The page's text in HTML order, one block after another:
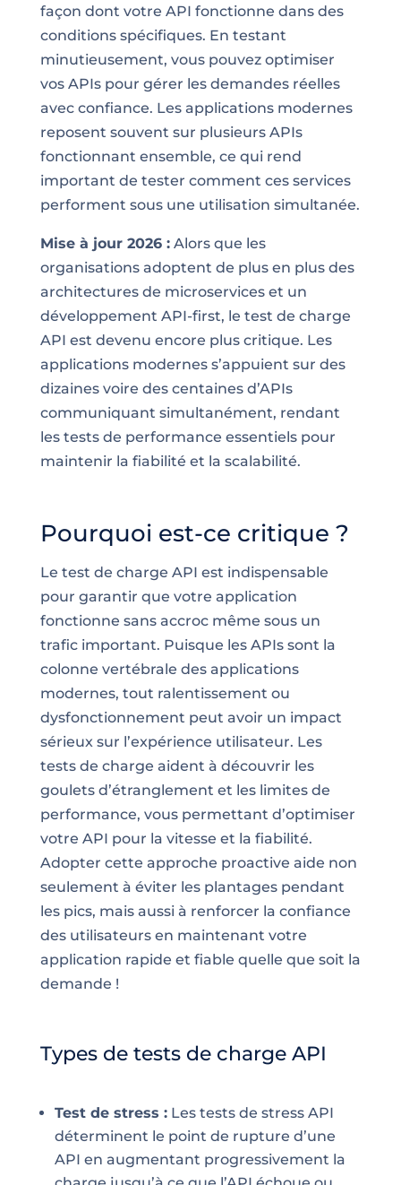
façon dont votre API fonctionne dans des
conditions spécifiques. En testant
minutieusement, vous pouvez optimiser
vos APIs pour gérer les demandes réelles
avec confiance. Les applications modernes
reposent souvent sur plusieurs APIs
fonctionnant ensemble, ce qui rend
important de tester comment ces services
performent sous une utilisation simultanée.
Mise à jour 2026 :Alors que les
organisations adoptent de plus en plus des
architectures de microservices et un
développement API-first, le test de charge
API est devenu encore plus critique. Les
applications modernes s’appuient sur des
dizaines voire des centaines d’APIs
communiquant simultanément, rendant
les tests de performance essentiels pour
maintenir la fiabilité et la scalabilité.
Pourquoi est-ce critique ?
Le test de charge API est indispensable
pour garantir que votre application
fonctionne sans accroc même sous un
trafic important. Puisque les APIs sont la
colonne vertébrale des applications
modernes, tout ralentissement ou
dysfonctionnement peut avoir un impact
sérieux sur l’expérience utilisateur. Les
tests de charge aident à découvrir les
goulets d’étranglement et les limites de
performance, vous permettant d’optimiser
votre API pour la vitesse et la fiabilité.
Adopter cette approche proactive aide non
seulement à éviter les plantages pendant
les pics, mais aussi à renforcer la confiance
des utilisateurs en maintenant votre
application rapide et fiable quelle que soit la
demande !
Types de tests de charge API
Test de stress :Les tests de stress API
déterminent le point de rupture d’une
API en augmentant progressivement la